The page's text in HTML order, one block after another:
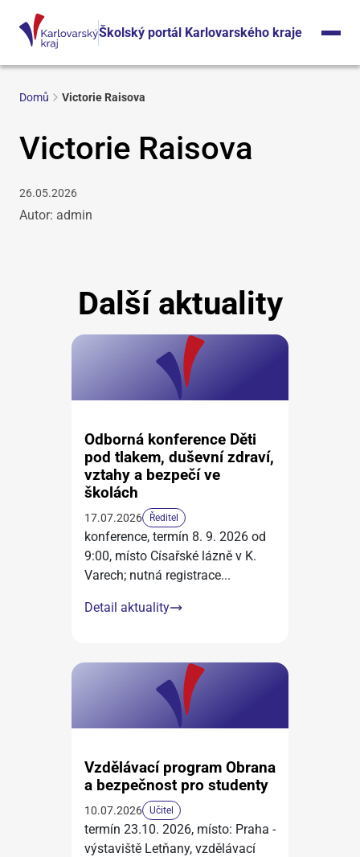
Školský portál Karlovarského kraje
Domů Victorie Raisova
Victorie Raisova
26.05.2026
Autor: admin
Další aktuality
Odborná konference Děti
pod tlakem, duševní zdraví,
vztahy a bezpečí ve
školách
17.07.2026 Ředitel
konference, termín 8. 9. 2026 od
9:00, místo Císařské lázně v K.
Varech; nutná registrace...
Detail aktuality
Vzdělávací program Obrana
a bezpečnost pro studenty
10.07.2026 Učitel
termín 23.10. 2026, místo: Praha -
výstaviště Letňany, vzdělávací